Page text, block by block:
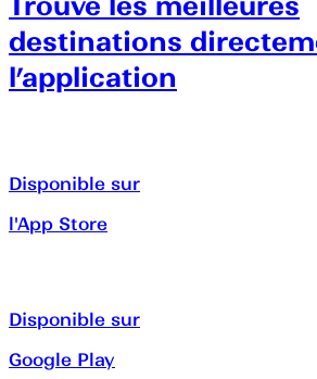
destinations
l’application
Disponible sur
l'App Store
Disponible sur
Google Play